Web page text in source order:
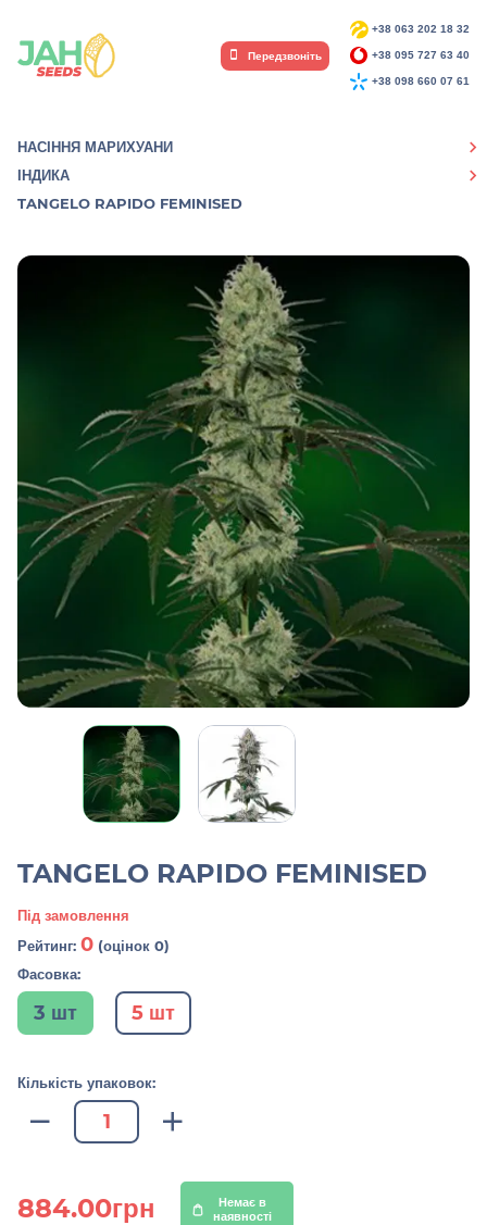
+38 063 202 18 32
+38 095 727 63 40
+38 098 660 07 61
Передзвоніть
НАСІННЯ МАРИХУАНИ
ІНДИКА
TANGELO RAPIDO FEMINISED
TANGELO RAPIDO FEMINISED
Під замовлення
Рейтинг: 0 (оцінок 0)
Фасовка:
3 шт 5 шт
Кількість упаковок:
884.00грн
Немає в
наявності